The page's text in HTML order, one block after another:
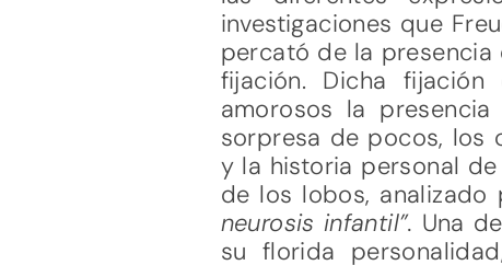
investigaciones que
percató de la
fijación. Dicha
amorosos la
sorpresa de pocos, los
y la historia personal
de los lobos, analizado
neurosis infantil”. Una
su florida